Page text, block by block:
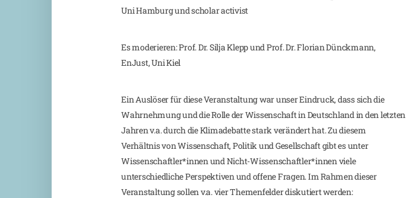
Uni Hamburg und scholar activist
Es moderieren: Prof. Dr. Silja Klepp und Prof. Dr. Florian Dünckmann,
EnJust, Uni Kiel
Ein Auslöser für diese Veranstaltung war unser Eindruck, dass sich die
Wahrnehmung und die Rolle der Wissenschaft in Deutschland in den letzten
Jahren v.a. durch die Klimadebatte stark verändert hat. Zu diesem
Verhältnis von Wissenschaft, Politik und Gesellschaft gibt es unter
Wissenschaftler*innen und Nicht-Wissenschaftler*innen viele
unterschiedliche Perspektiven und offene Fragen. Im Rahmen dieser
Veranstaltung sollen v.a. vier Themenfelder diskutiert werden: